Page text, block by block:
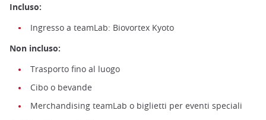
Incluso:
Ingresso a teamLab: Biovortex Kyoto
Non incluso:
Trasporto fino al luogo
Cibo o bevande
Merchandising teamLab o biglietti per eventi speciali